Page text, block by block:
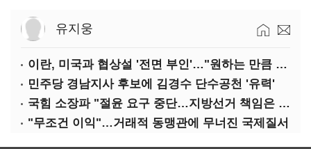
유지웅
이란, 미국과 협상설 '전면 부인'…"원하는 만큼 전쟁 가능"
민주당 경남지사 후보에 김경수 단수공천 '유력'
국힘 소장파 "절윤 요구 중단…지방선거 책임은 장동혁 몫"
"무조건 이익"…거래적 동맹관에 무너진 국제질서